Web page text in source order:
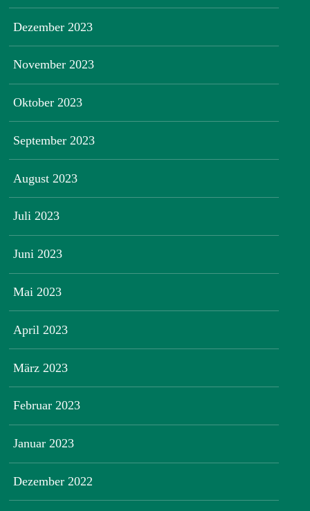
Dezember 2023
November 2023
Oktober 2023
September 2023
August 2023
Juli 2023
Juni 2023
Mai 2023
April 2023
März 2023
Februar 2023
Januar 2023
Dezember 2022